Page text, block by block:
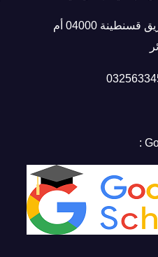
ص.ب 358 طريق قسنطينة 04000 أم